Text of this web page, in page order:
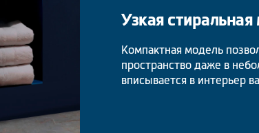
Узкая
Компактная модель
пространство даже в
вписывается в интерьер